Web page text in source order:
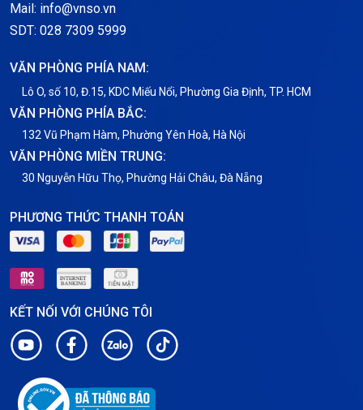
Thông tin chung
Tin tức
Mail: info@vnso.vn
SDT: 028 7309 5999
VĂN PHÒNG PHÍA NAM:
Lô O, số 10, Đ.15, KDC Miếu Nổi, Phường Gia Định, TP. HCM
VĂN PHÒNG PHÍA BẮC:
132 Vũ Phạm Hàm, Phường Yên Hoà, Hà Nội
VĂN PHÒNG MIỀN TRUNG:
30 Nguyễn Hữu Thọ, Phường Hải Châu, Đà Nẵng
PHƯƠNG THỨC THANH TOÁN
KẾT NỐI VỚI CHÚNG TÔI